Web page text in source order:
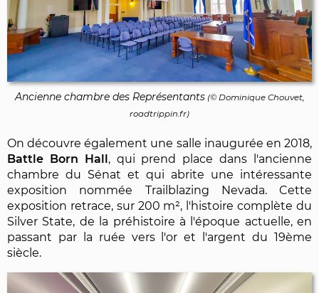
Ancienne chambre des Représentants (© Dominique Chouvet,
roadtrippin.fr)
On découvre également une salle inaugurée en 2018,
Battle Born Hall, qui prend place dans l'ancienne
chambre du Sénat et qui abrite une intéressante
exposition nommée Trailblazing Nevada. Cette
exposition retrace, sur 200 m², l'histoire complète du
Silver State, de la préhistoire à l'époque actuelle, en
passant par la ruée vers l'or et l'argent du 19ème
siècle.